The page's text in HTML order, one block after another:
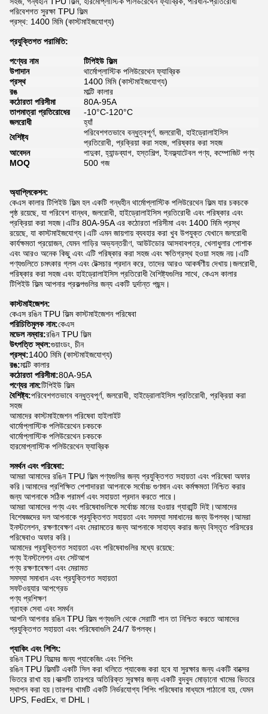
পরিবেশগত সুরক্ষা TPU ফিল্ম
প্রস্থ: 1400 মিমি (কাস্টমাইজযোগ্য)
প্রযুক্তিগত পরামিতি:
পণ্যের নাম
টিপিইউ ফিল্ম
উপাদান
থার্মোপ্লাস্টিক পলিউরেথেন ফ্যাব্রিক
প্রস্থ
1400 মিমি (কাস্টমাইজযোগ্য)
রঙ
মাল্টি কালার
কঠোরতা পরিসীমা
80A-95A
তাপমাত্রা প্রতিরোধের
-10°C-120°C
জলরোধী
হ্যাঁ
বৈশিষ্ট্য
পরিবেশগতভাবে বন্ধুত্বপূর্ণ, জলরোধী, হাইড্রোলাইসিস
প্রতিরোধী, প্রক্রিয়া করা সহজ, পরিষ্কার করা সহজ
আবেদন
পাদুকা, হ্যান্ডব্যাগ, হস্তশিল্প, ইনফ্ল্যাটেবল পণ্য, কম্পোজিট পণ্য
MOQ
500 গজ
অ্যাপ্লিকেশন:
কেএস কালার টিপিইউ ফিল্ম হল একটি গন্ধহীন থার্মোপ্লাস্টিক পলিউরেথেন ফিল্ম যার চকচকে
পৃষ্ঠ রয়েছে, যা পরিবেশ বান্ধব, জলরোধী, হাইড্রোলাইসিস প্রতিরোধী এবং পরিষ্কার এবং
প্রক্রিয়া করা সহজ।এটির 80A-95A এর কঠোরতা পরিসীমা এবং 1400 মিমি প্রস্থ
রয়েছে, যা কাস্টমাইজযোগ্য।এটি এমন জায়গায় ব্যবহার করা খুব উপযুক্ত যেখানে জলরোধী
কার্যক্ষমতা প্রয়োজন, যেমন গাড়ির অভ্যন্তরীণ, আউটডোর আসবাবপত্র, খেলাধুলার পোশাক
এবং আরও অনেক কিছু এবং এটি পরিষ্কার করা সহজ এবং ক্ষতিগ্রস্থ হওয়া সহজ নয়।এটি
পণ্যগুলিতে চমৎকার গ্লস এবং টেক্সচার প্রদান করে, তাদের আরও আকর্ষণীয় দেখায়।জলরোধী,
পরিষ্কার করা সহজ এবং হাইড্রোলাইসিস প্রতিরোধী বৈশিষ্ট্যগুলির সাথে, কেএস কালার
টিপিইউ ফিল্ম আপনার প্রকল্পগুলির জন্য একটি দুর্দান্ত পছন্দ।
কাস্টমাইজেশন:
কেএস রঙিন TPU ফিল্ম কাস্টমাইজেশন পরিষেবা
পরিচিতিমুলক নাম:কেএস
মডেল নম্বার:রঙিন TPU ফিল্ম
উৎপত্তি স্থল:গুয়াংডং, চীন
প্রস্থ:1400 মিমি (কাস্টমাইজযোগ্য)
রঙ:মাল্টি কালার
কঠোরতা পরিসীমা:80A-95A
পণ্যের নাম:টিপিইউ ফিল্ম
বৈশিষ্ট্য:পরিবেশগতভাবে বন্ধুত্বপূর্ণ, জলরোধী, হাইড্রোলাইসিস প্রতিরোধী, প্রক্রিয়া করা
সহজ
আমাদের কাস্টমাইজেশন পরিষেবা হাইলাইট
থার্মোপ্লাস্টিক পলিউরেথেন চকচকে
থার্মোপ্লাস্টিক পলিউরেথেন চকচকে
হারমোপ্লাস্টিক পলিউরেথেন ফ্যাব্রিক
সমর্থন এবং পরিষেবা:
আমরা আমাদের রঙিন TPU ফিল্ম পণ্যগুলির জন্য প্রযুক্তিগত সহায়তা এবং পরিষেবা অফার
করি।আমাদের প্রশিক্ষিত পেশাদাররা আপনাকে সর্বোচ্চ গুণমান এবং কর্মক্ষমতা নিশ্চিত করার
জন্য আপনাকে সঠিক পরামর্শ এবং সহায়তা প্রদান করতে পারে।
আমরা আমাদের পণ্য এবং পরিষেবাগুলিকে সর্বোচ্চ মানের হওয়ার গ্যারান্টি দিই।আমাদের
বিশেষজ্ঞদের দল আপনাকে প্রযুক্তিগত সহায়তা এবং সমস্যা সমাধানের জন্য উপলব্ধ।আমরা
ইনস্টলেশন, রক্ষণাবেক্ষণ এবং মেরামতের জন্য আপনাকে সাহায্য করার জন্য বিস্তৃত পরিসরের
পরিষেবাও অফার করি।
আমাদের প্রযুক্তিগত সহায়তা এবং পরিষেবাগুলির মধ্যে রয়েছে:
পণ্য ইনস্টলেশন এবং সেটআপ
পণ্য রক্ষণাবেক্ষণ এবং মেরামত
সমস্যা সমাধান এবং প্রযুক্তিগত সহায়তা
সফটওয়্যার আপগ্রেড
পণ্য প্রশিক্ষণ
গ্রাহক সেবা এবং সমর্থন
আপনি আপনার রঙিন TPU ফিল্ম পণ্যগুলি থেকে সেরাটি পান তা নিশ্চিত করতে আমাদের
প্রযুক্তিগত সহায়তা এবং পরিষেবাগুলি 24/7 উপলব্ধ।
প্যাকিং এবং শিপিং:
রঙিন TPU ফিল্মের জন্য প্যাকেজিং এবং শিপিং
রঙিন TPU ফিল্মটি একটি সিল করা থলিতে প্যাকেজ করা হবে যা সুরক্ষার জন্য একটি বাক্সের
ভিতরে রাখা হয়।বাক্সটি তারপরে অতিরিক্ত সুরক্ষার জন্য একটি বুদবুদ মোড়ানো খামের ভিতরে
স্থাপন করা হয়।তারপর খামটি একটি নির্ভরযোগ্য শিপিং পরিষেবার মাধ্যমে পাঠানো হয়, যেমন
UPS, FedEx, বা DHL।